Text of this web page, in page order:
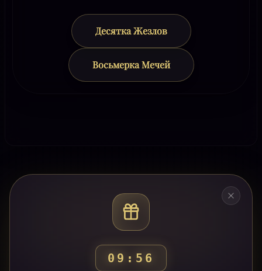
Десятка Жезлов
Восьмерка Мечей
09:53